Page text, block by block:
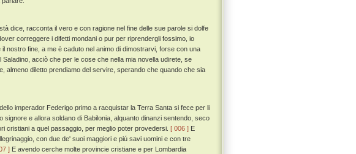
dice, racconta il vero e con ragione nel fine delle sue parole si dolfe
correggere i difetti mondani o pur per riprendergli fossimo, io
nostro fine, a me è caduto nel animo di dimostrarvi, forse con una
acciò che per le cose che nella mia novella udirete, se
almeno diletto prendiamo del servire, sperando che quando che sia
imperador Federigo primo a racquistar la Terra Santa si fece per li
e allora soldano di Babilonia, alquanto dinanzi sentendo, seco
cristiani a quel passaggio, per meglio poter provedersi. [ 006 ] E
con due de' suoi maggiori e piú savi uomini e con tre
] E avendo cerche molte provincie cristiane e per Lombardia